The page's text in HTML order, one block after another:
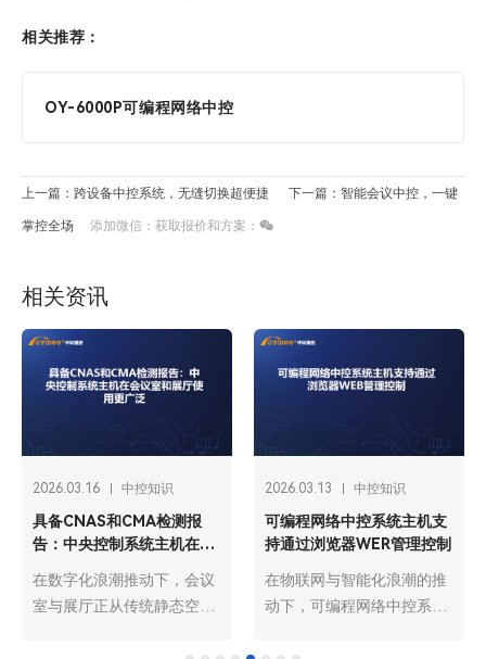
相关推荐：
OY-6000P可编程网络中控
上一篇：跨设备中控系统，无缝切换超便捷 下一篇：智能会议中控，一键
掌控全场 添加微信：获取报价和方案：
相关资讯
2026.03.16 中控知识
具备CNAS和CMA检测报
告：中央控制系统主机在会
在数字化浪潮推动下，会议
室与展厅正从传统静态空间
2026.03.13 中控知识
可编程网络中控系统主机支
持通过浏览器WER管理控制
在物联网与智能化浪潮的推
动下，可编程网络中控系统